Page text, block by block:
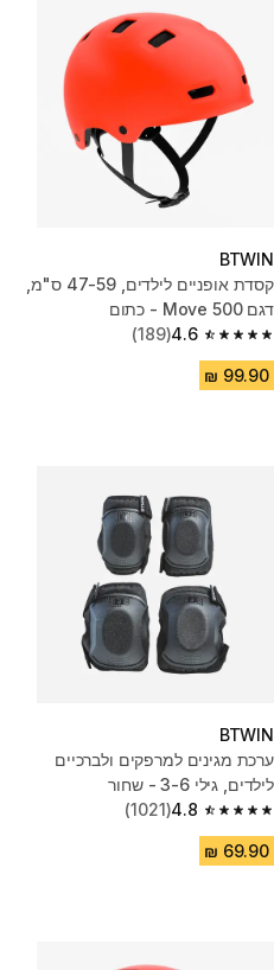
BTWIN
קסדת אופניים לילדים, 47-59 ס"מ,
דגם Move 500 - כתום
4.6
4.6 out of 5 stars from 189 reviews
(189)
BTWIN
ערכת מגינים למרפקים ולברכיים
לילדים, גילי 3-6 - שחור
4.8
4.8 out of 5 stars from 1021 reviews
(1021)